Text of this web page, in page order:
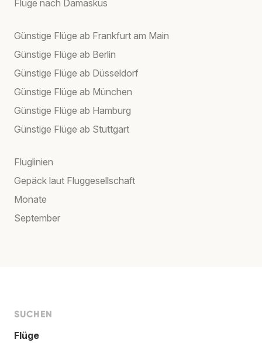
Flüge nach Damaskus
Günstige Flüge ab Frankfurt am Main
Günstige Flüge ab Berlin
Günstige Flüge ab Düsseldorf
Günstige Flüge ab München
Günstige Flüge ab Hamburg
Günstige Flüge ab Stuttgart
Fluglinien
Gepäck laut Fluggesellschaft
Monate
September
SUCHEN
Flüge